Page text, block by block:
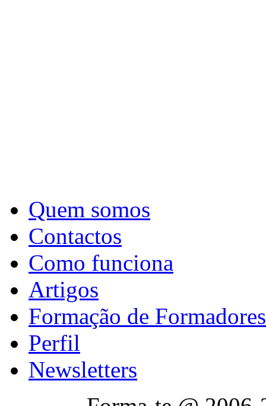
Quem somos
Contactos
Como funciona
Artigos
Formação de Formadores
Perfil
Newsletters